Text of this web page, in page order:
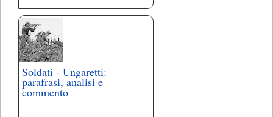
Soldati - Ungaretti:
parafrasi, analisi e
commento